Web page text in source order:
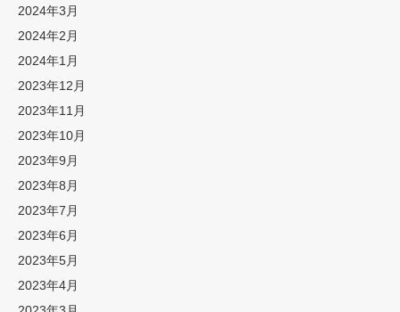
2024年3月
2024年2月
2024年1月
2023年12月
2023年11月
2023年10月
2023年9月
2023年8月
2023年7月
2023年6月
2023年5月
2023年4月